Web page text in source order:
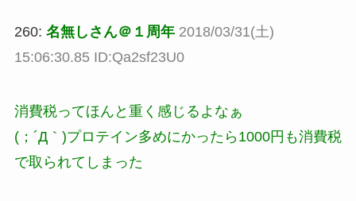
260: 名無しさん＠１周年 2018/03/31(土)
15:06:30.85 ID:Qa2sf23U0
消費税ってほんと重く感じるよなぁ
(；´Д｀)プロテイン多めにかったら1000円も消費税
で取られてしまった